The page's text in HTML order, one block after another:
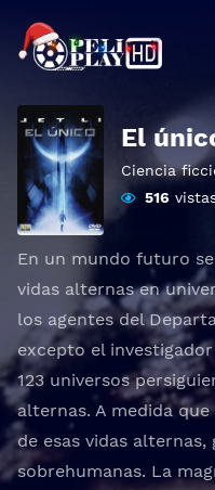
El
Ciencia
516
En un mundo futuro
vidas alternas en
los agentes del
excepto el
123 universos
alternas. A medida
de esas vidas
sobrehumanas. La